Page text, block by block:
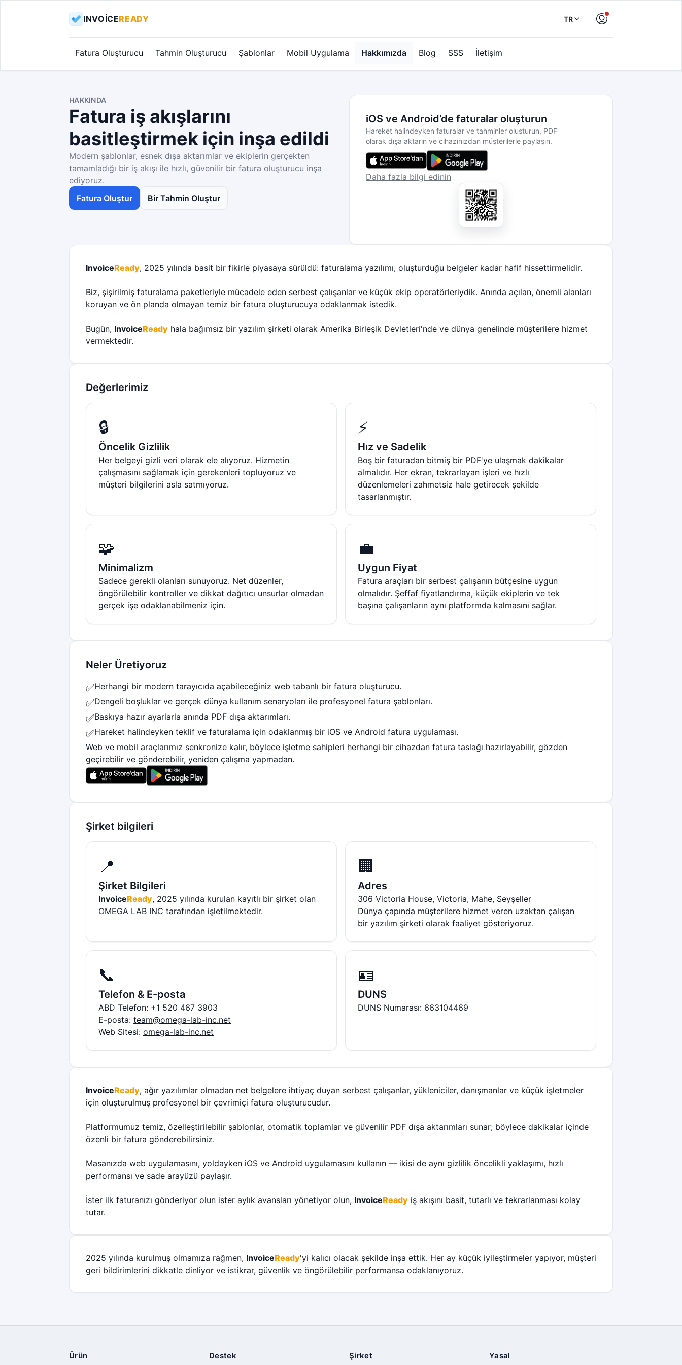
INVOICEREADY TR
Fatura Oluşturucu Tahmin Oluşturucu Şablonlar Mobil Uygulama Hakkımızda Blog SSS İletişim
HAKKINDA
Fatura iş akışlarını
basitleştirmek için inşa edildi
Modern şablonlar, esnek dışa aktarımlar ve ekiplerin gerçekten
tamamladığı bir iş akışı ile hızlı, güvenilir bir fatura oluşturucu inşa
ediyoruz.
Fatura Oluştur
Bir Tahmin Oluştur
iOS ve Android’de faturalar oluşturun
Hareket halindeyken faturalar ve tahminler oluşturun, PDF
olarak dışa aktarın ve cihazınızdan müşterilerle paylaşın.
Daha fazla bilgi edinin
InvoiceReady, 2025 yılında basit bir fikirle piyasaya sürüldü: faturalama yazılımı, oluşturduğu belgeler kadar hafif hissettirmelidir.
Biz, şişirilmiş faturalama paketleriyle mücadele eden serbest çalışanlar ve küçük ekip operatörleriydik. Anında açılan, önemli alanları
koruyan ve ön planda olmayan temiz bir fatura oluşturucuya odaklanmak istedik.
Bugün, InvoiceReady hala bağımsız bir yazılım şirketi olarak Amerika Birleşik Devletleri'nde ve dünya genelinde müşterilere hizmet
vermektedir.
Değerlerimiz
🔒
Öncelik Gizlilik
Her belgeyi gizli veri olarak ele alıyoruz. Hizmetin
çalışmasını sağlamak için gerekenleri topluyoruz ve
müşteri bilgilerini asla satmıyoruz.
⚡
Hız ve Sadelik
Boş bir faturadan bitmiş bir PDF'ye ulaşmak dakikalar
almalıdır. Her ekran, tekrarlayan işleri ve hızlı
düzenlemeleri zahmetsiz hale getirecek şekilde
tasarlanmıştır.
🧩
Minimalizm
Sadece gerekli olanları sunuyoruz. Net düzenler,
öngörülebilir kontroller ve dikkat dağıtıcı unsurlar olmadan
gerçek işe odaklanabilmeniz için.
💼
Uygun Fiyat
Fatura araçları bir serbest çalışanın bütçesine uygun
olmalıdır. Şeffaf fiyatlandırma, küçük ekiplerin ve tek
başına çalışanların aynı platformda kalmasını sağlar.
Neler Üretiyoruz
✅Herhangi bir modern tarayıcıda açabileceğiniz web tabanlı bir fatura oluşturucu.
✅Dengeli boşluklar ve gerçek dünya kullanım senaryoları ile profesyonel fatura şablonları.
✅Baskıya hazır ayarlarla anında PDF dışa aktarımları.
✅Hareket halindeyken teklif ve faturalama için odaklanmış bir iOS ve Android fatura uygulaması.
Web ve mobil araçlarımız senkronize kalır, böylece işletme sahipleri herhangi bir cihazdan fatura taslağı hazırlayabilir, gözden
geçirebilir ve gönderebilir, yeniden çalışma yapmadan.
Şirket bilgileri
📍
Şirket Bilgileri
InvoiceReady, 2025 yılında kurulan kayıtlı bir şirket olan
OMEGA LAB INC tarafından işletilmektedir.
🏢
Adres
306 Victoria House, Victoria, Mahe, Seyşeller
Dünya çapında müşterilere hizmet veren uzaktan çalışan
bir yazılım şirketi olarak faaliyet gösteriyoruz.
📞
Telefon & E-posta
ABD Telefon: +1 520 467 3903
E-posta: team@omega-lab-inc.net
Web Sitesi: omega-lab-inc.net
🪪
DUNS
DUNS Numarası: 663104469
InvoiceReady, ağır yazılımlar olmadan net belgelere ihtiyaç duyan serbest çalışanlar, yükleniciler, danışmanlar ve küçük işletmeler
için oluşturulmuş profesyonel bir çevrimiçi fatura oluşturucudur.
Platformumuz temiz, özelleştirilebilir şablonlar, otomatik toplamlar ve güvenilir PDF dışa aktarımları sunar; böylece dakikalar içinde
özenli bir fatura gönderebilirsiniz.
Masanızda web uygulamasını, yoldayken iOS ve Android uygulamasını kullanın — ikisi de aynı gizlilik öncelikli yaklaşımı, hızlı
performansı ve sade arayüzü paylaşır.
İster ilk faturanızı gönderiyor olun ister aylık avansları yönetiyor olun, InvoiceReady iş akışını basit, tutarlı ve tekrarlanması kolay
tutar.
2025 yılında kurulmuş olmamıza rağmen, InvoiceReady'yi kalıcı olacak şekilde inşa ettik. Her ay küçük iyileştirmeler yapıyor, müşteri
geri bildirimlerini dikkatle dinliyor ve istikrar, güvenlik ve öngörülebilir performansa odaklanıyoruz.
Altbilgi
Ürün Destek Şirket Yasal